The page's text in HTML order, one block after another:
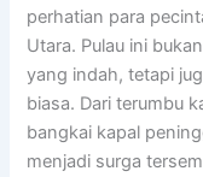
perhatian para
Utara. Pulau ini
yang indah, tetapi
biasa. Dari terumbu
bangkai kapal
menjadi surga